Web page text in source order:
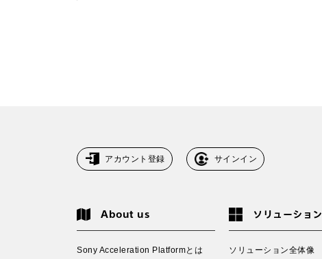
アカウント登録 サインイン
About us
Sony Acceleration Platformとは
ソリューション
ソリューション全体像